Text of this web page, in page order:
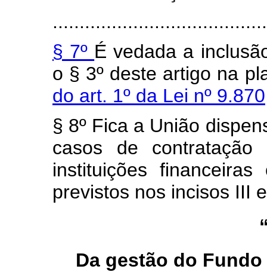
§ 7º É vedada a
o § 3º deste artigo na
do art. 1º da Lei nº
§ 8º Fica a União
casos de
instituições
previstos nos incisos III
Da gestão do